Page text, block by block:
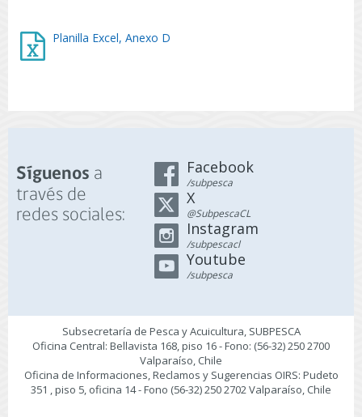
Planilla Excel, Anexo D
Síguenos a
través de
redes sociales:
Facebook
/subpesca
X
@SubpescaCL
Instagram
/subpescacl
Youtube
/subpesca
Subsecretaría de Pesca y Acuicultura, SUBPESCA
Oficina Central: Bellavista 168, piso 16 - Fono: (56-32) 250 2700
Valparaíso, Chile
Oficina de Informaciones, Reclamos y Sugerencias OIRS: Pudeto
351 , piso 5, oficina 14 - Fono (56-32) 250 2702 Valparaíso, Chile